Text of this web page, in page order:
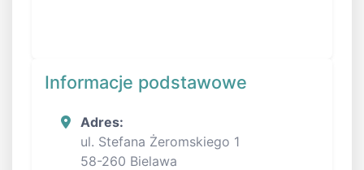
Informacje podstawowe
Adres:
ul. Stefana Żeromskiego 1
58-260 Bielawa